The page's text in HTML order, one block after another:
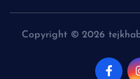
Copyright © 2026